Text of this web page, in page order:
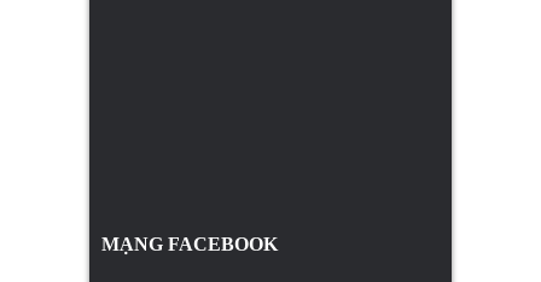
MẠNG FACEBOOK